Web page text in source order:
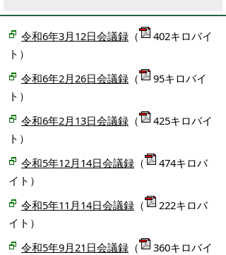
令和6年3月12日会議録 （
402キロバイ
ト）
令和6年2月26日会議録 （
95キロバイ
ト）
令和6年2月13日会議録 （
425キロバイ
ト）
令和5年12月14日会議録 （
474キロバ
イト）
令和5年11月14日会議録 （
222キロバ
イト）
令和5年9月21日会議録 （
360キロバイ